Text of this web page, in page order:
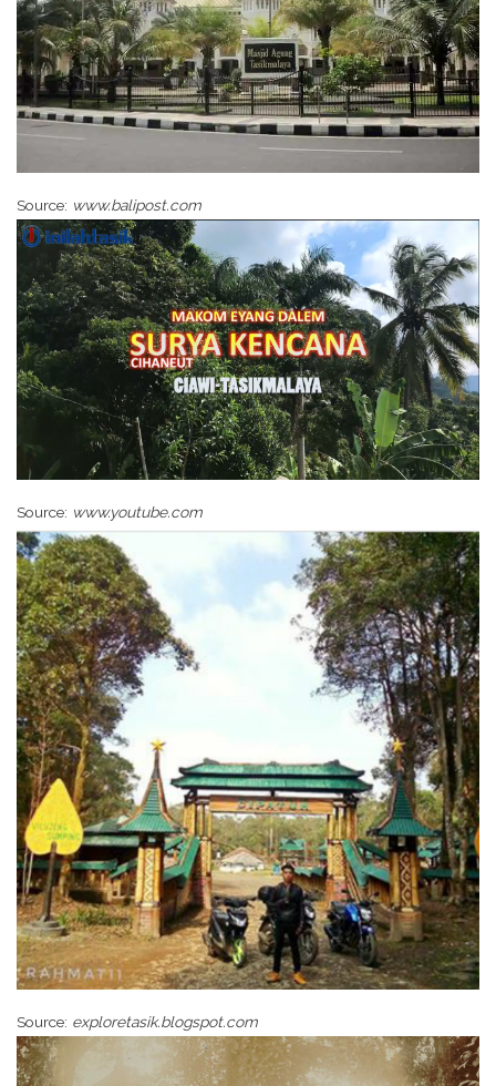
Source: www.balipost.com
Source: www.youtube.com
Source: exploretasik.blogspot.com